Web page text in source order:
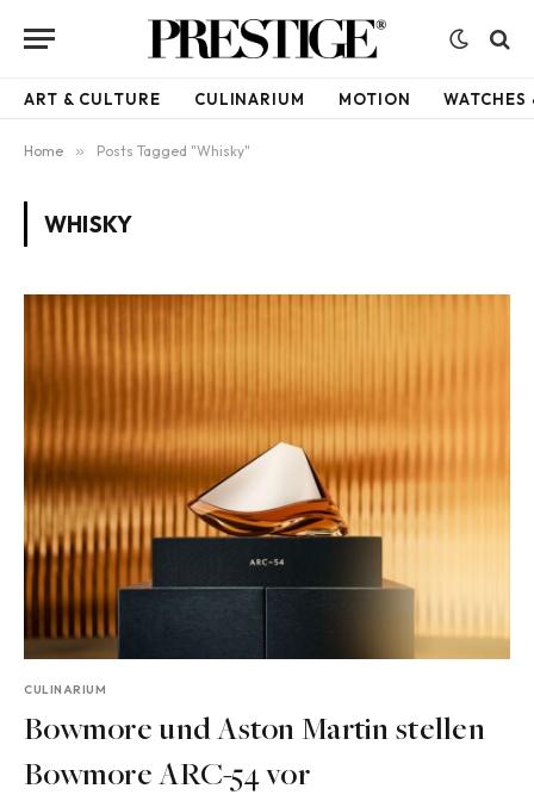
ART & CULTURE CULINARIUM MOTION WATCHES
Home » Posts Tagged "Whisky"
WHISKY
CULINARIUM
Bowmore und Aston Martin stellen
Bowmore ARC-54 vor